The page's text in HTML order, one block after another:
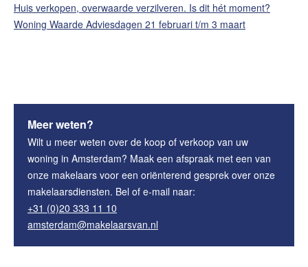
Huis verkopen, overwaarde verzilveren. Is dit hét moment?
Woning Waarde Adviesdagen 21 februari t/m 3 maart
Meer weten?
Wilt u meer weten over de koop of verkoop van uw
woning in Amsterdam? Maak een afspraak met een van
onze makelaars voor een oriënterend gesprek over onze
makelaarsdiensten. Bel of e-mail naar:
+31 (0)20 333 11 10
amsterdam@makelaarsvan.nl